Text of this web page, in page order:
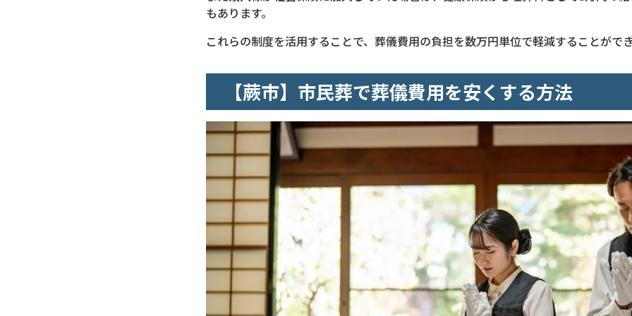
もあります。
これらの制度を活用することで、葬儀費用の負担を数万円単位で軽減することがで
【蕨市】市民葬で葬儀費用を安くする方法